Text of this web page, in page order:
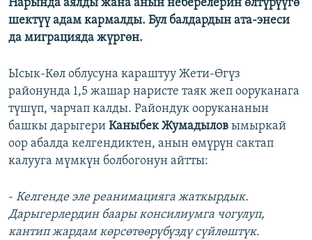
Нарында аялды жана анын неберелерин өлтүрүүгө
шектүү адам кармалды. Бул балдардын ата-энеси
да миграцияда жүргөн.
Ысык-Көл облусуна караштуу Жети-Өгүз
районунда 1,5 жашар наристе таяк жеп ооруканага
түшүп, чарчап калды. Райондук оорукананын
башкы дарыгери Каныбек Жумадылов ымыркай
оор абалда келгендиктен, анын өмүрүн сактап
калууга мүмкүн болбогонун айтты:
- Келгенде эле реанимацияга жаткырдык.
Дарыгерлердин баары консилиумга чогулуп,
кантип жардам көрсөтөөрүбүздү сүйлөштүк.